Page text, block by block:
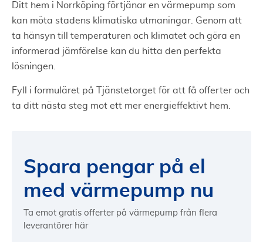
Ditt hem i Norrköping förtjänar en värmepump som
kan möta stadens klimatiska utmaningar. Genom att
ta hänsyn till temperaturen och klimatet och göra en
informerad jämförelse kan du hitta den perfekta
lösningen.
Fyll i formuläret på Tjänstetorget för att få offerter och
ta ditt nästa steg mot ett mer energieffektivt hem.
Spara pengar på el
med värmepump nu
Ta emot gratis offerter på värmepump från flera
leverantörer här